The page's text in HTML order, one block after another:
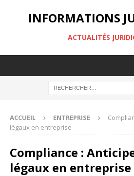
INFORMATIONS
ACTUALITÉS
ACCUEIL ENTREPRISE
légaux en entreprise
Compliance :
légaux en entreprise